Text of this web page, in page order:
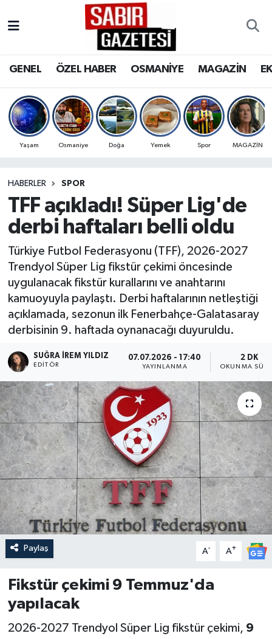
GENEL ÖZEL HABER OSMANİYE MAGAZİN
Yaşam Osmaniye Doğa Yemek Spor MAGAZİN
HABERLER SPOR
TFF açıkladı! Süper Lig'de
derbi haftaları belli oldu
Türkiye Futbol Federasyonu (TFF), 2026-2027
Trendyol Süper Lig fikstür çekimi öncesinde
uygulanacak fikstür kurallarını ve anahtarını
kamuoyuyla paylaştı. Derbi haftalarının netleştiği
açıklamada, sezonun ilk Fenerbahçe-Galatasaray
derbisinin 9. haftada oynanacağı duyuruldu.
SUĞRA İREM YILDIZ
EDITÖR
07.07.2026 - 17:40
YAYINLANMA
2 DK
OKUNMA
Paylaş A- A+
Fikstür çekimi 9 Temmuz'da
yapılacak
2026-2027 Trendyol Süper Lig fikstür çekimi, 9
OSMANİYE
MAGAZİN
SPOR
RESMİ İLANLAR
Osmaniye Nöbetçi Eczaneler
Osmaniye Trafik Yoğunluk Haritası
Süper Lig Puan Durumu ve Fikstür
Son Dakika Haberleri
Haber Arşivi